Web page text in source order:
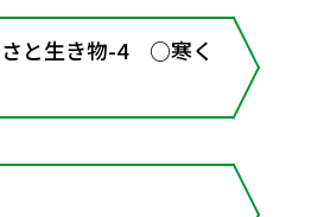
と生き物-4 ○寒く